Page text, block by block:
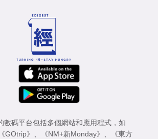
數碼平台包括多個網站和應用程式，如
《GOtrip》 、 《NM+新Monday》 、
《東方